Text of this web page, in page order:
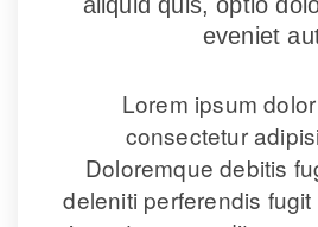
eveniet
Lorem ipsum
consectetur
Doloremque debitis
deleniti perferendis